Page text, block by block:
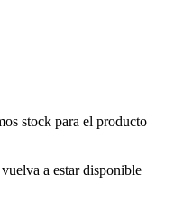
stock para el producto
a estar disponible